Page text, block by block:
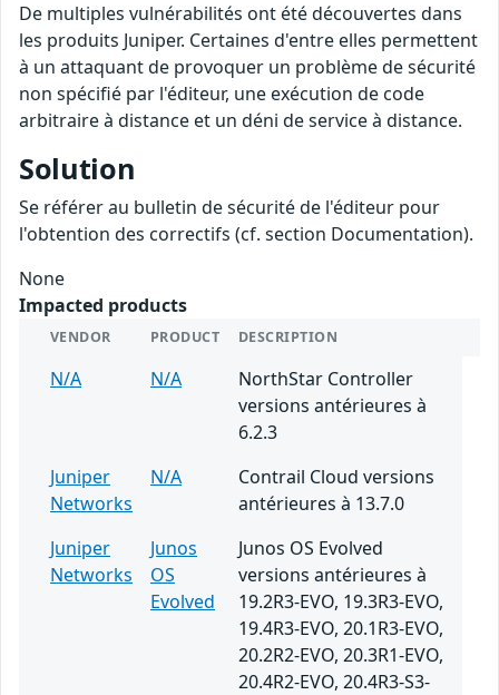
De multiples vulnérabilités ont été découvertes dans
les produits Juniper. Certaines d'entre elles permettent
à un attaquant de provoquer un problème de sécurité
non spécifié par l'éditeur, une exécution de code
arbitraire à distance et un déni de service à distance.
Solution
Se référer au bulletin de sécurité de l'éditeur pour
l'obtention des correctifs (cf. section Documentation).
None
Impacted products
VENDOR PRODUCT DESCRIPTION
N/A N/A
NorthStar Controller
versions antérieures à
6.2.3
Juniper
Networks
N/A
Contrail Cloud versions
antérieures à 13.7.0
Juniper
Networks
Junos
OS
Evolved
Junos OS Evolved
versions antérieures à
19.2R3-EVO, 19.3R3-EVO,
19.4R3-EVO, 20.1R3-EVO,
20.2R2-EVO, 20.3R1-EVO,
20.4R2-EVO, 20.4R3-S3-